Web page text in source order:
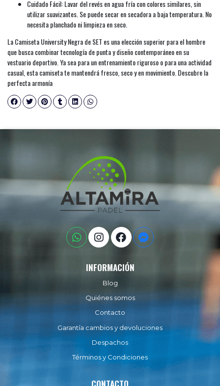
Cuidado Fácil: Lavar del revés en agua fría con colores similares, sin
utilizar suavizantes. Se puede secar en secadora a baja temperatura. No
necesita planchado ni limpieza en seco.
La Camiseta University Negra de SET es una elección superior para el hombre
que busca combinar tecnología de punta y diseño contemporáneo en su
vestuario deportivo. Ya sea para un entrenamiento riguroso o para una actividad
casual, esta camiseta te mantendrá fresco, seco y en movimiento. Descubre la
perfecta armonía
INFORMACIÓN
Blog
Quiénes somos
Contacto
Garantía cambios y devoluciones
Despachos
Términos y Condiciones